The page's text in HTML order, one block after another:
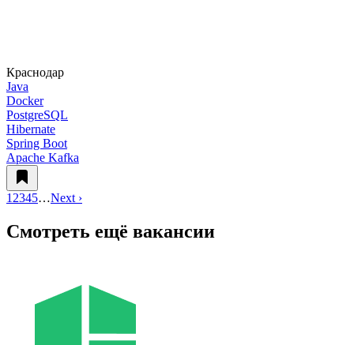
Краснодар
Java
Docker
PostgreSQL
Hibernate
Spring Boot
Apache Kafka
1 2345…Next ›
Смотреть ещё вакансии